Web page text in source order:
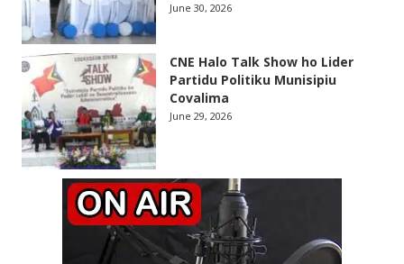
June 30, 2026
CNE Halo Talk Show ho Lider
Partidu Politiku Munisipiu
Covalima
June 29, 2026